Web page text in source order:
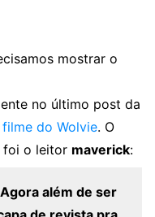
mostrar o
no último post da
do Wolvie. O
foi o leitor maverick:
além de ser